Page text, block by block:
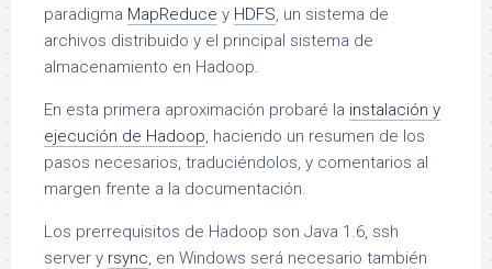
paradigma MapReduce y HDFS, un sistema de
archivos distribuido y el principal sistema de
almacenamiento en Hadoop.
En esta primera aproximación probaré la instalación y
ejecución de Hadoop, haciendo un resumen de los
pasos necesarios, traduciéndolos, y comentarios al
margen frente a la documentación.
Los prerrequisitos de Hadoop son Java 1.6, ssh
server y rsync, en Windows será necesario también